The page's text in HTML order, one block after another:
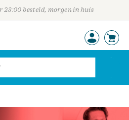
23:00 besteld, morgen in huis